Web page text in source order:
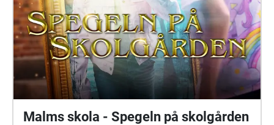
Salma Sarkola, Amie Sidibeh och Norah Thottungal.
Vi andra som har jobbat med äventyret är: Barbro
Ahlstedt, Clas Christiansen, Jessica Edén, Sofie
Gammals, Anne Hämäläinen, Timo Hietala, Niko
Ingman, Anna-Maija Kalén, Marina Meinander och
Are Nikkinen. Äventyret är gjort av Svenska Yle
drama. Vi hoppas att du ska ha en rolig och
spännande stund på din skolgård!
Malms skola - Spegeln på skolgården